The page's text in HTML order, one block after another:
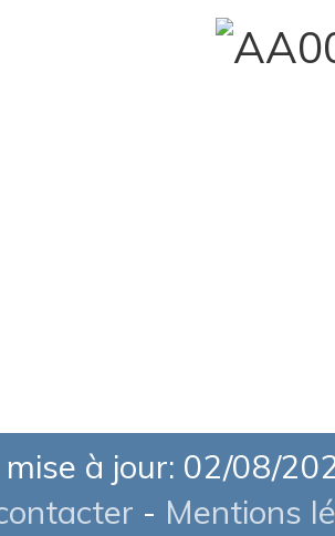
mise à jour: 02/08/
- Mentions